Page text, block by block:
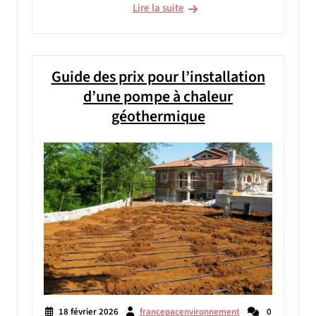
Lire la suite
Guide des prix pour l’installation
d’une pompe à chaleur
géothermique
18 février 2026 francepacenvironnement
0